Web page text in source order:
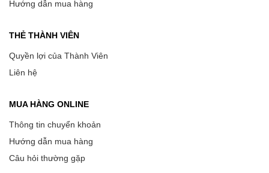
Hướng dẫn mua hàng
THẺ THÀNH VIÊN
Quyền lợi của Thành Viên
Liên hệ
MUA HÀNG ONLINE
Thông tin chuyển khoản
Hướng dẫn mua hàng
Câu hỏi thường gặp